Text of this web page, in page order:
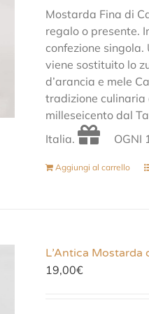
Mostarda Fina di
regalo o presente.
confezione
viene sostituito lo
d’arancia e mele
tradizione culinaria
milleseicento dal
Italia.
OGNI
Aggiungi al carrello
L’Antica
19,00€